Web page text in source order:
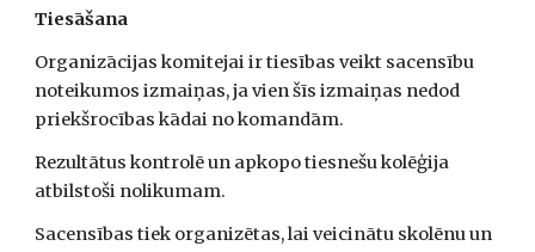
Tiesāšana
Organizācijas komitejai ir tiesības veikt sacensību
noteikumos izmaiņas, ja vien šīs izmaiņas nedod
priekšrocības kādai no komandām.
Rezultātus kontrolē un apkopo tiesnešu kolēģija
atbilstoši nolikumam.
Sacensības tiek organizētas, lai veicinātu skolēnu un